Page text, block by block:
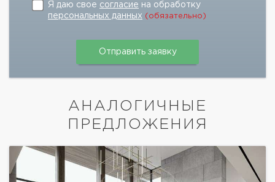
Я даю свое согласие на обработку
персональных данных (обязательно)
АНАЛОГИЧНЫЕ
ПРЕДЛОЖЕНИЯ